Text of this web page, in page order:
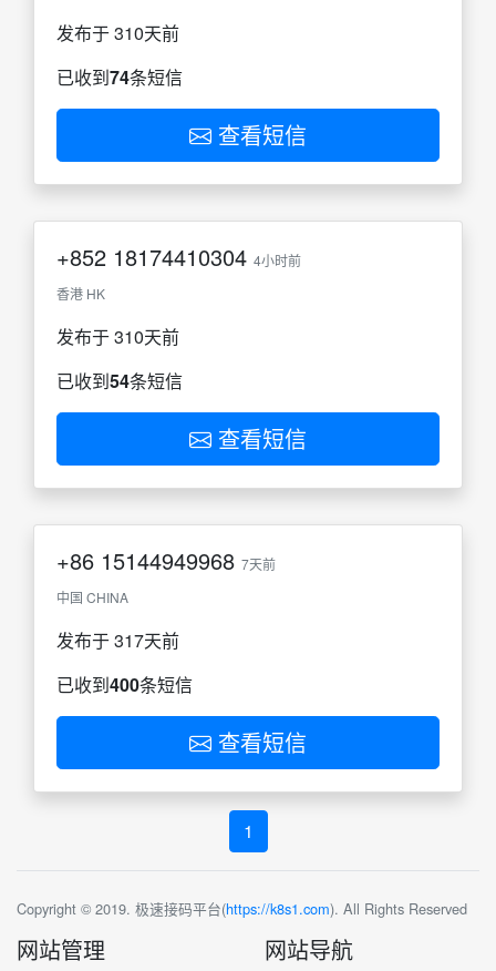
发布于 310天前
已收到74条短信
查看短信
+852 18174410304 4小时前
香港 HK
发布于 310天前
已收到54条短信
查看短信
+86 15144949968 7天前
中国 CHINA
发布于 317天前
已收到400条短信
查看短信
1
Copyright © 2019. 极速接码平台(https://k8s1.com). All Rights Reserved
网站管理 网站导航